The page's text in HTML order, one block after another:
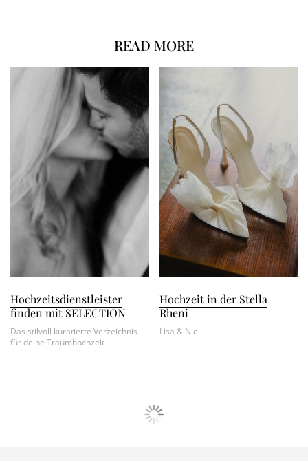
READ MORE
Hochzeitsdienstleister
finden mit SELECTION
Das stilvoll kuratierte Verzeichnis
für deine Traumhochzeit
Hochzeit in der Stella
Rheni
Lisa & Nic
INSPIRATIONEN